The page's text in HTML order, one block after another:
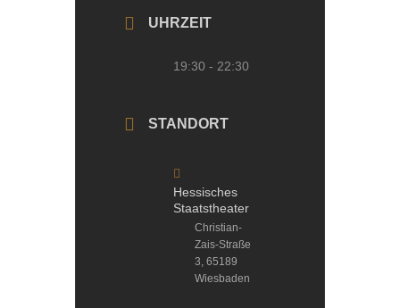
UHRZEIT
19:30 - 22:30
STANDORT
Hessisches
Staatstheater
Christian-
Zais-Straße
3, 65189
Wiesbaden